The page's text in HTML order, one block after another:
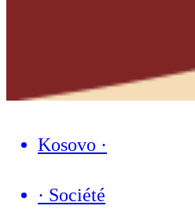
Kosovo ·
· Société